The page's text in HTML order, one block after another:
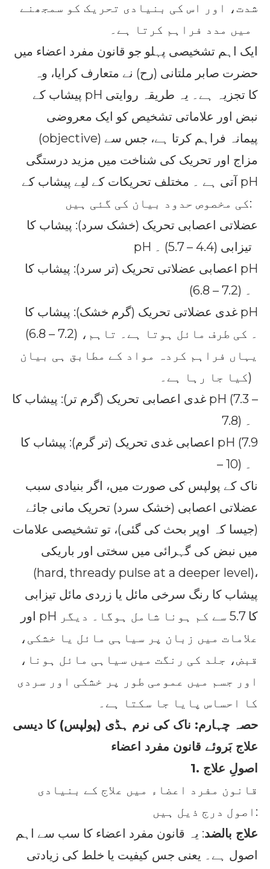
شدت، اور اس کی بنیادی تحریک کو سمجھنے
ایک اہم تشخیصی پہلو جو قانون مفرد اعضاء میں
حضرت صابر ملتانی (رح) نے متعارف کرایا، وہ
پیشاب کے pH کا تجزیہ ہے۔ یہ طریقہ روایتی
نبض اور علاماتی تشخیص کو ایک معروضی
(objective) پیمانہ فراہم کرتا ہے، جس سے
مزاج اور تحریک کی شناخت میں مزید درستگی
آتی ہے ۔ مختلف تحریکات کے لیے پیشاب کے pH
کی مخصوص حدود بیان کی گئی ہیں:
عضلاتی اعصابی تحریک (خشک سرد): پیشاب کا
اعصابی عضلاتی تحریک (تر سرد): پیشاب کا pH
غدی عضلاتی تحریک (گرم خشک): پیشاب کا pH
(6.8 – 7.2) ۔ کی طرف مائل ہوتا ہے۔ تاہم،
یہاں فراہم کردہ مواد کے مطابق ہی بیان
کیا جا رہا ہے۔)
غدی اعصابی تحریک (گرم تر): پیشاب کا pH (7.3 –
اعصابی غدی تحریک (تر گرم): پیشاب کا pH (7.9
ناک کے پولپس کی صورت میں، اگر بنیادی سبب
عضلاتی اعصابی (خشک سرد) تحریک مانی جائے
(جیسا کہ اوپر بحث کی گئی)، تو تشخیصی علامات
میں نبض کی گہرائی میں سختی اور باریکی
(hard, thready pulse at a deeper level)،
پیشاب کا رنگ سرخی مائل یا زردی مائل تیزابی
اور pH کا 5.7 سے کم ہونا شامل ہوگا۔ دیگر
علامات میں زبان پر سیاہی مائل یا خشکی،
قبض، جلد کی رنگت میں سیاہی مائل ہونا،
اور جسم میں عمومی طور پر خشکی اور سردی
کا احساس پایا جا سکتا ہے۔
حصہ چہارم: ناک کی نرم ہڈی (پولپس) کا دیسی
علاج بَروئے قانون مفرد اعضاء
1. اصولِ علاج
قانون مفرد اعضاء میں علاج کے بنیادی
اصول درج ذیل ہیں:
علاج بالضد: یہ قانون مفرد اعضاء کا سب سے اہم
اصول ہے۔ یعنی جس کیفیت یا خلط کی زیادتی